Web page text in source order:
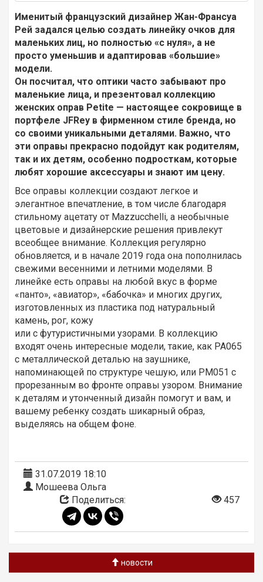
Именитый французский дизайнер Жан-Франсуа
Рей задался целью создать линейку очков для
маленьких лиц, но полностью «с нуля», а не
просто уменьшив и адаптировав «большие»
модели.
Он посчитал, что оптики часто забывают про
маленькие лица, и презентовал коллекцию
женских оправ Petite — настоящее сокровище в
портфеле JFRey в фирменном стиле бренда, но
со своими уникальными деталями. Важно, что
эти оправы прекрасно подойдут как родителям,
так и их детям, особенно подросткам, которые
любят хорошие аксессуары и знают им цену.
Все оправы коллекции создают легкое и
элегантное впечатление, в том числе благодаря
стильному ацетату от Mazzucchelli, а необычные
цветовые и дизайнерские решения привлекут
всеобщее внимание. Коллекция регулярно
обновляется, и в начале 2019 года она пополнилась
свежими весенними и летними моделями. В
линейке есть оправы на любой вкус в форме
«панто», «авиатор», «бабочка» и многих других,
изготовленных из пластика под натуральный
камень, рог, кожу
или с футуристичными узорами. В коллекцию
входят очень интересные модели, такие, как PA065
с металлической деталью на заушнике,
напоминающей по структуре чешую, или PM051 с
прорезанным во фронте оправы узором. Внимание
к деталям и утонченный дизайн помогут и вам, и
вашему ребенку создать шикарный образ,
выделяясь на общем фоне.
31.07.2019 18:10
Мошеева Ольга
Поделиться:
457
новости